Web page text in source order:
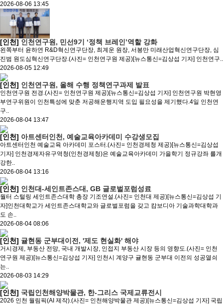
2026-08-06 13:45
[인천] 인천연구원, 민선9기 ‘정책 브레인’역할 강화
왼쪽부터 윤하연 R&D혁신연구단장, 최계운 원장, 서봉만 미래산업혁신연구단장, 심
진범 원도심혁신연구단장.(사진= 인천연구원 제공)[뉴스통신=김상섭 기자] 인천연구..
2026-08-05 12:49
[인천] 인천연구원, 올해 수행 정책연구과제 발표
인천연구원 전경.(사진= 인천연구원 제공)[뉴스통신=김상섭 기자] 인천연구원 박현영
부연구위원이 인천특성에 맞춘 저공해운행지역 도입 필요성을 제기했다.4일 인천연
구..
2026-08-04 13:47
[인천] 아트센터인천, 예술교육아카데미 수강생모집
아트센터인천 예술교육 아카데미 포스터.(사진= 인천경제청 제공)[뉴스통신=김상섭
기자] 인천경제자유구역청(인천경제청)은 예술교육아카데미 가을학기 정규강좌 를개
강한..
2026-08-04 13:16
[인천] 인천대-세인트존스대, GB 글로벌포럼성료
월터 스털링 세인트존스대학 총장 기조연설.(사진= 인천대 제공)[뉴스통신=김상섭 기
자]인천대학교가 세인트존스대학교와 글로벌포럼을 갖고 캄보디아 기술과학대학과
도 손..
2026-08-04 08:06
[인천] 귤현동 군부대이전, '제도 현실화' 해야
거시경제, 부동산 전망, 국내 개발시장, 인접지 부동산 시장 등의 영향도.(사진= 인천
연구원 제공)[뉴스통신=김상섭 기자] 인천시 계양구 귤현동 군부대 이전의 성공열쇠
는..
2026-08-03 14:29
[인천] 국립인천해양박물관, 한-그리스 국제교류전시
2026 인천 월림픽(AI 제작).(사진= 인천해양박물관 제공)[뉴스통신=김상섭 기자] 국립